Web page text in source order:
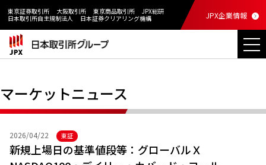
東京証券取引所 大阪取引所 東京商品取引所
JPX総研
日本取引所自主規制法人
日本証券クリアリング機構 JPX企業情報
マーケットニュース
2026/04/22 東証
新規上場日の基準値段等：グローバルＸ